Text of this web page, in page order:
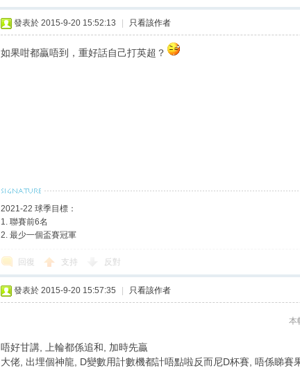
發表於 2015-9-20 15:52:13 只看該作者
如果咁都贏唔到，重好話自己打英超？
2021-22 球季目標：
1. 聯賽前6名
2. 最少一個盃賽冠軍
回復 支持 反對
發表於 2015-9-20 15:57:35 只看該作者
本
唔好甘講, 上輪都係追和, 加時先贏
大佬, 出埋個神龍, D變數用計數機都計唔點啦反而尼D杯賽, 唔係睇